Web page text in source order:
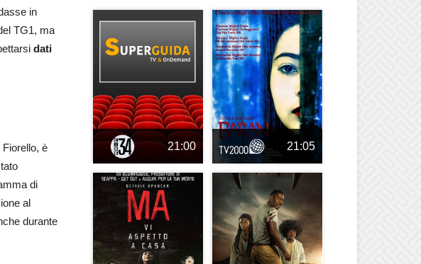
in
TG1, ma
dati
è
di
al
durante
21:00 21:05